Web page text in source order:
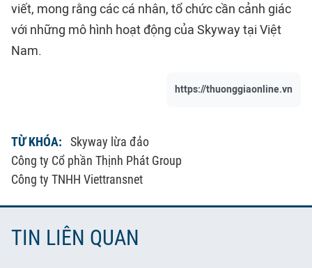
viết, mong rằng các cá nhân, tổ chức cần cảnh giác
với những mô hình hoạt động của Skyway tại Việt
Nam.
https://thuonggiaonline.vn
TỪ KHÓA:
Skyway lừa đảo
Công ty Cổ phần Thịnh Phát Group
Công ty TNHH Viettransnet
TIN LIÊN QUAN